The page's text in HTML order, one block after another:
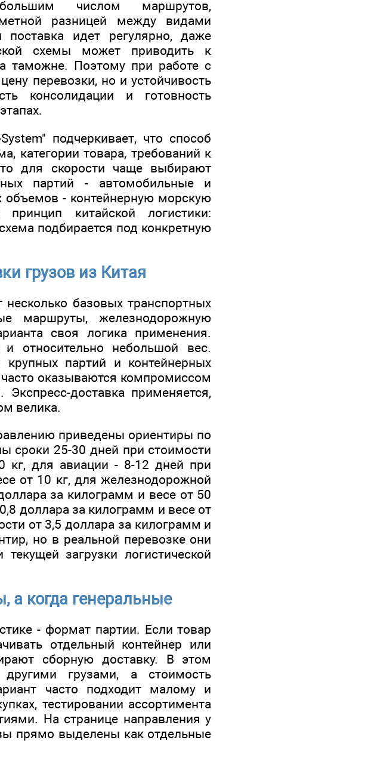
числом маршрутов,
разницей между видами
идет регулярно, даже
схемы может приводить к
таможне. Поэтому при работе с
перевозки, но и устойчивость
консолидации и готовность
подчеркивает, что способ
категории товара, требований к
для скорости чаще выбирают
партий - автомобильные и
- контейнерную морскую
китайской логистики:
подбирается под конкретную
грузов из Китая
базовых транспортных
маршруты, железнодорожную
своя логика применения.
относительно небольшой вес.
партий и контейнерных
оказываются компромиссом
доставка применяется,
велика.
приведены ориентиры по
сроки 25-30 дней при стоимости
кг, для авиации - 8-12 дней при
от 10 кг, для железнодорожной
за килограмм и весе от 50
доллара за килограмм и весе от
от 3,5 доллара за килограмм и
но в реальной перевозке они
загрузки логистической
а когда генеральные
- формат партии. Если товар
отдельный контейнер или
сборную доставку. В этом
грузами, а стоимость
часто подходит малому и
тестировании ассортимента
На странице направления у
прямо выделены как отдельные